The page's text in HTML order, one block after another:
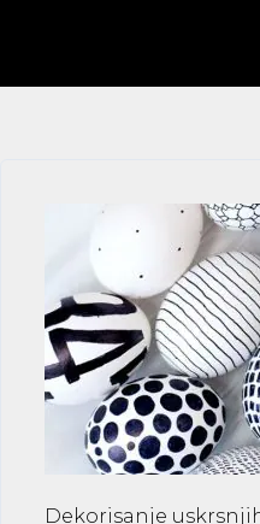
Dekorisanje